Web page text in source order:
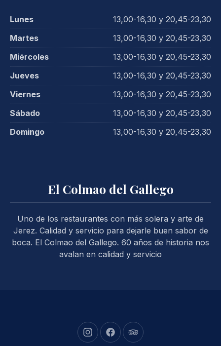
Lunes
13,00-16,30 y 20,45-23,30
Martes
13,00-16,30 y 20,45-23,30
Miércoles
13,00-16,30 y 20,45-23,30
Jueves
13,00-16,30 y 20,45-23,30
Viernes
13,00-16,30 y 20,45-23,30
Sábado
13,00-16,30 y 20,45-23,30
Domingo
13,00-16,30 y 20,45-23,30
El Colmao del Gallego
Uno de los restaurantes con más solera y arte de
Jerez. Calidad y servicio para dejarle buen sabor de
boca. El Colmao del Gallego. 60 años de historia nos
avalan en calidad y servicio
New Window
New WindowNew Window